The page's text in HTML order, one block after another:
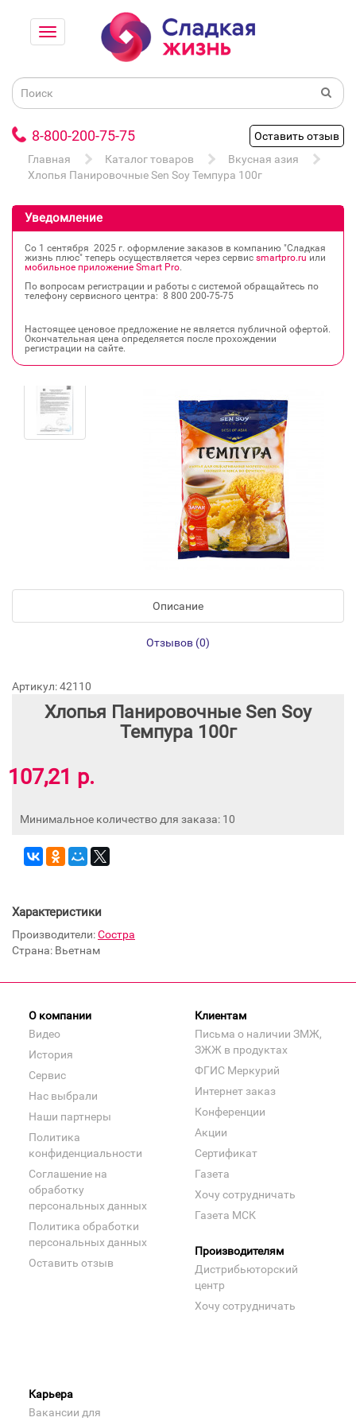
8-800-200-75-75
Оставить отзыв
Главная
Каталог товаров
Вкусная азия
Хлопья Панировочные Sen Soy Темпура 100г
Уведомление
Со 1 сентября 2025 г. оформление заказов в компанию "Сладкая
жизнь плюс" теперь осуществляется через сервис smartpro.ru или
мобильное приложение Smart Pro.
По вопросам регистрации и работы с системой обращайтесь по
телефону сервисного центра: 8 800 200‐75‐75
Настоящее ценовое предложение не является публичной офертой.
Окончательная цена определяется после прохождении
регистрации на сайте.
Описание
Отзывов (0)
Артикул: 42110
Хлопья Панировочные Sen Soy
Темпура 100г
107,21 р.
Минимальное количество для заказа: 10
Характеристики
Производители:Состра
Страна: Вьетнам
О компании
Видео
История
Сервис
Нас выбрали
Наши партнеры
Политика
конфиденциальности
Соглашение на
обработку
персональных данных
Политика обработки
персональных данных
Оставить отзыв
Клиентам
Письма о наличии ЗМЖ,
ЗЖЖ в продуктах
ФГИС Меркурий
Интернет заказ
Конференции
Акции
Сертификат
Газета
Хочу сотрудничать
Газета МСК
Производителям
Дистрибьюторский
центр
Хочу сотрудничать
Карьера
Вакансии для